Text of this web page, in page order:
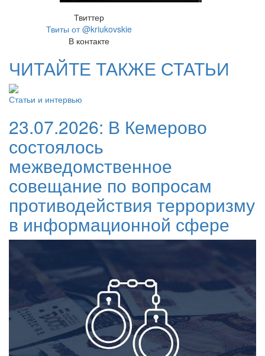
Твиттер
Твиты от @kriukovskie
В контакте
ЧИТАЙТЕ ТАКЖЕ СТАТЬИ
Статьи и интервью
23.07.2026: В Кемерово
состоялось
межведомственное
совещание по вопросам
противодействия терроризму
в информационной сфере